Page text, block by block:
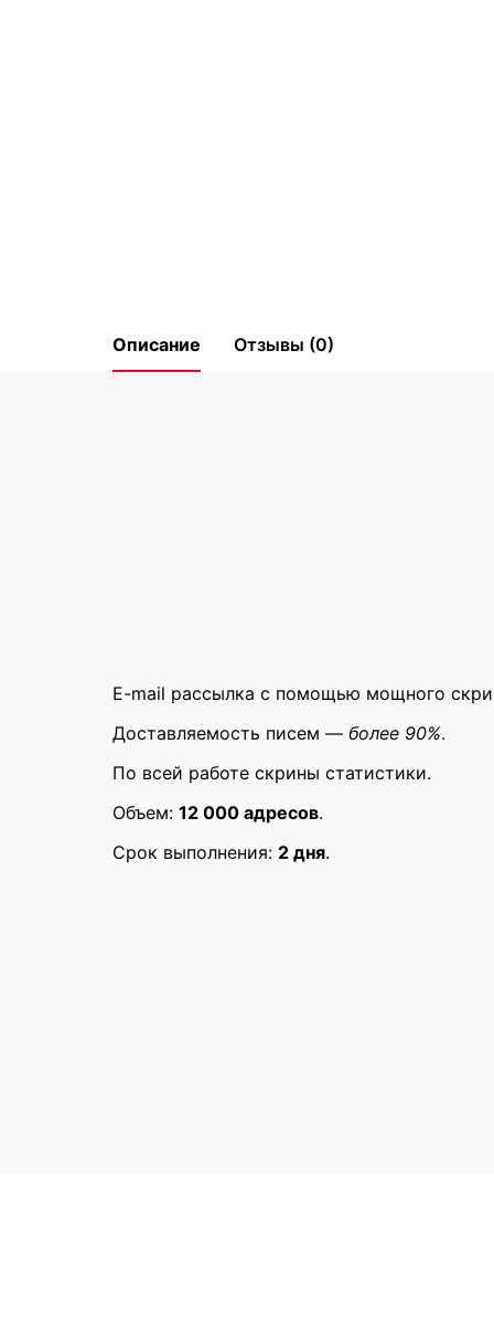
Описание Отзывы (0)
E-mail рассылка с помощью мощного
Доставляемость писем — более 90%.
По всей работе скрины статистики.
Объем: 12 000 адресов.
Срок выполнения: 2 дня.
Reviews
There are no reviews yet.
Be the first to review “E-mail
Ваш адрес email не будет опубликован.